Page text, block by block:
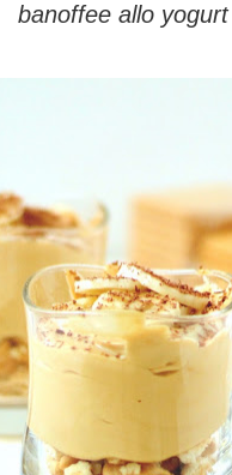
banoffee allo